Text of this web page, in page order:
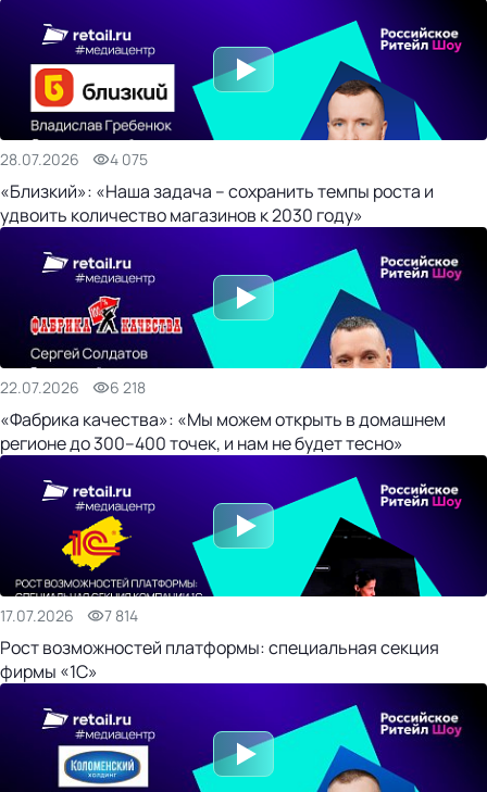
28.07.2026 4 075
«Близкий»: «Наша задача – сохранить темпы роста и
удвоить количество магазинов к 2030 году»
22.07.2026 6 218
«Фабрика качества»: «Мы можем открыть в домашнем
регионе до 300–400 точек, и нам не будет тесно»
17.07.2026 7 814
Рост возможностей платформы: специальная секция
фирмы «1С»